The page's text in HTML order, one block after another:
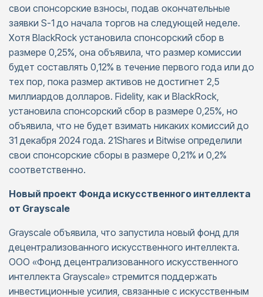
свои спонсорские взносы, подав окончательные
заявки S-1 до начала торгов на следующей неделе.
Хотя BlackRock установила спонсорский сбор в
размере 0,25%, она объявила, что размер комиссии
будет составлять 0,12% в течение первого года или до
тех пор, пока размер активов не достигнет 2,5
миллиардов долларов. Fidelity, как и BlackRock,
установила спонсорский сбор в размере 0,25%, но
объявила, что не будет взимать никаких комиссий до
31 декабря 2024 года. 21Shares и Bitwise определили
свои спонсорские сборы в размере 0,21% и 0,2%
соответственно.
Новый проект Фонда искусственного интеллекта
от Grayscale
Grayscale объявила, что запустила новый фонд для
децентрализованного искусственного интеллекта.
ООО «Фонд децентрализованного искусственного
интеллекта Grayscale» стремится поддержать
инвестиционные усилия, связанные с искусственным